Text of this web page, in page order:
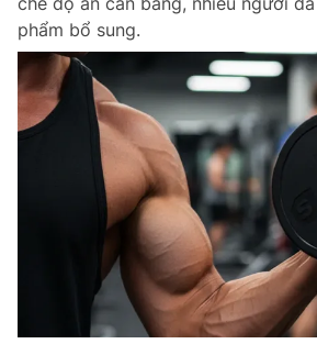
phẩm bổ sung.